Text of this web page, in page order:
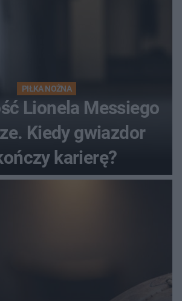
PIŁKA NOŻNA
Lionela Messiego
Kiedy gwiazdor
karierę?